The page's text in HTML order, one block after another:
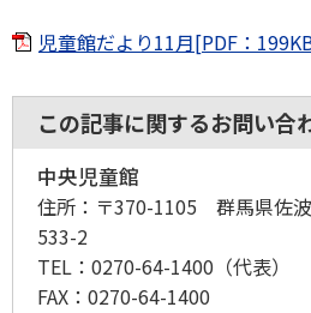
児童館だより11月[PDF：
この記事に関するお問い合
中央児童館
住所： 〒370-1105 群馬県佐
533-2
TEL： 0270-64-1400 （代表）
FAX： 0270-64-1400